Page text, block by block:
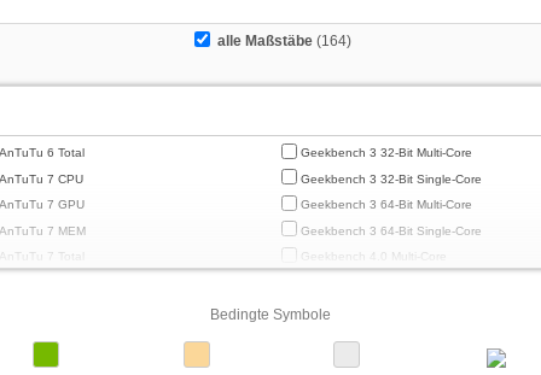
alle Maßstäbe (164)
AnTuTu 6 Total
AnTuTu 7 CPU
AnTuTu 7 GPU
AnTuTu 7 MEM
AnTuTu 7 Total
Geekbench 3 32-Bit Multi-Core
Geekbench 3 32-Bit Single-Core
Geekbench 3 64-Bit Multi-Core
Geekbench 3 64-Bit Single-Core
Geekbench 4.0 Multi-Core
Geekbench 4.4 Multi-Core
Bedingte Symbole